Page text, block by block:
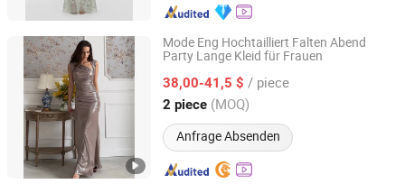
Mode Eng Hochtailliert Falten Abend
Party Lange Kleid für Frauen
38,00-41,5 $ / piece
2 piece (MOQ)
Anfrage Absenden
Hangzhou Jiuxing Clothing Co., Ltd.
Zhejiang, China Seit 2023